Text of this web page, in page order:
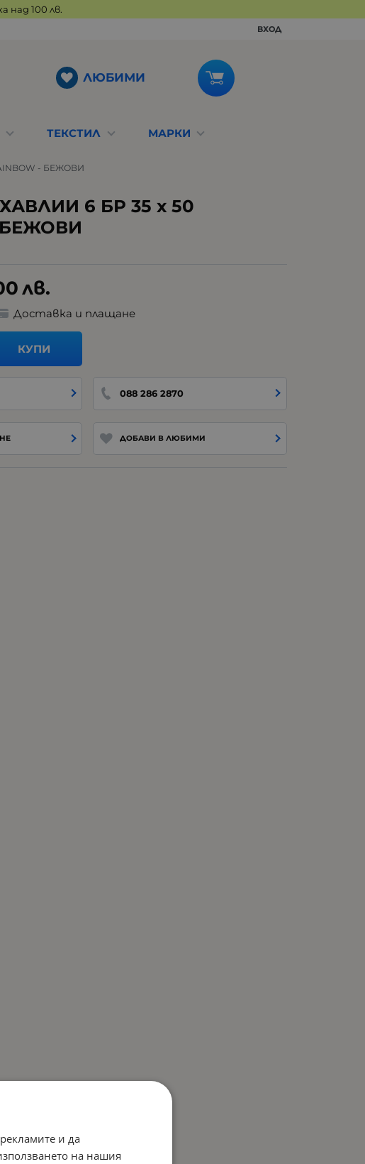
100 лв.
ВХОД
ЛЮБИМИ
ТЕКСТИЛ МАРКИ
- БЕЖОВИ
6 БР 35 х 50
БЕЖОВИ
лв.
Доставка и плащане
КУПИ
088 286 2870
ДОБАВИ В ЛЮБИМИ
и да
на нашия